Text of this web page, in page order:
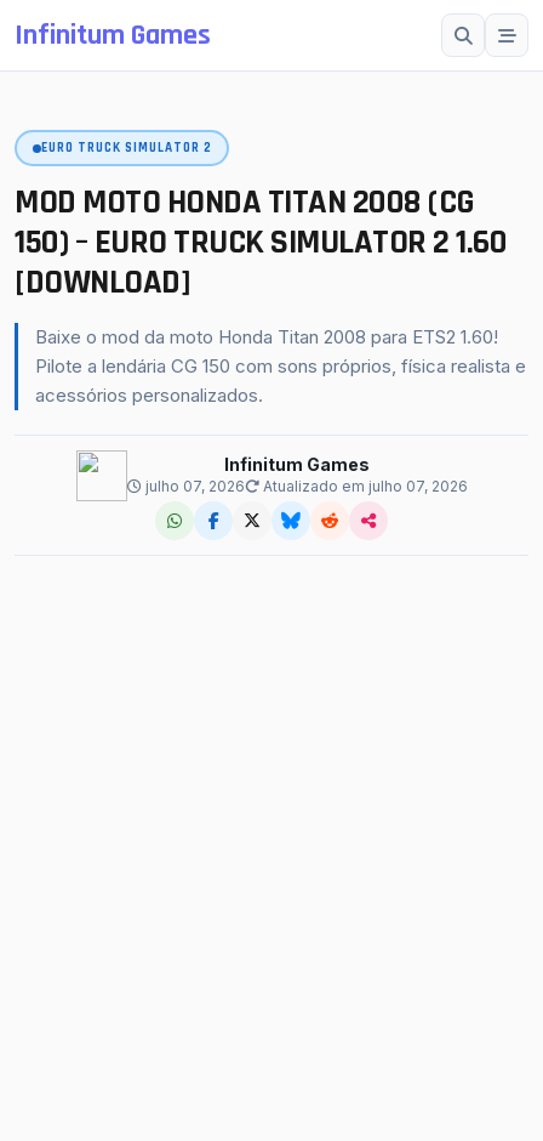
Infinitum Games
SUGESTÕES
Mods OMSI 2
Proton Bus Simulator
Mods ETS 2
American Truck Simulator
buscar Esc
EURO TRUCK SIMULATOR 2
MOD MOTO HONDA TITAN 2008 (CG
150) – EURO TRUCK SIMULATOR 2 1.60
[DOWNLOAD]
Baixe o mod da moto Honda Titan 2008 para ETS2 1.60!
Pilote a lendária CG 150 com sons próprios, física realista e
acessórios personalizados.
Infinitum Games
julho 07, 2026 Atualizado em julho 07, 2026